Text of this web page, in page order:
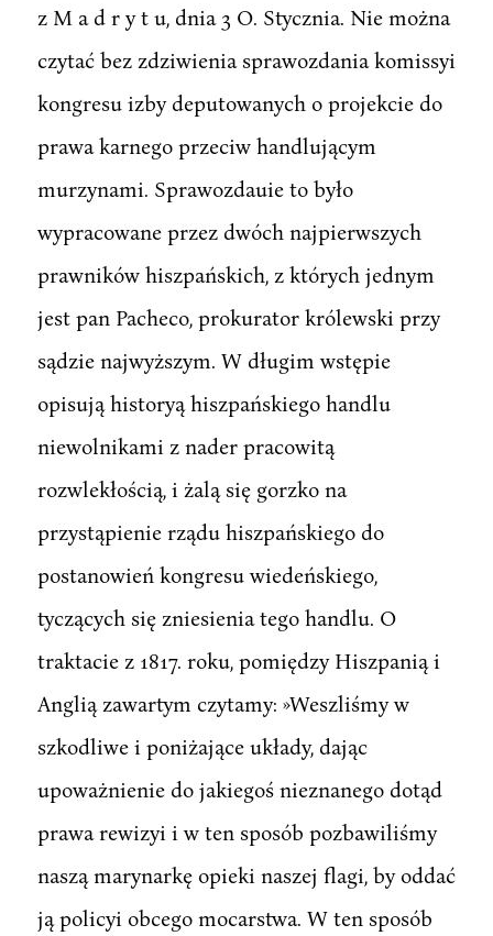
z M a d r y t u, dnia 3 O. Stycznia. Nie można
czytać bez zdziwienia sprawozdania komissyi
kongresu izby deputowanych o projekcie do
prawa karnego przeciw handlującym
murzynami. Sprawozdauie to było
wypracowane przez dwóch najpierwszych
prawników hiszpańskich, z których jednym
jest pan Pacheco, prokurator królewski przy
sądzie najwyższym. W długim wstępie
opisują historyą hiszpańskiego handlu
niewolnikami z nader pracowitą
rozwlekłością, i żalą się gorzko na
przystąpienie rządu hiszpańskiego do
postanowień kongresu wiedeńskiego,
tyczących się zniesienia tego handlu. O
traktacie z 1817. roku, pomiędzy Hiszpanią i
Anglią zawartym czytamy: »Weszliśmy w
szkodliwe i poniżające układy, dając
upoważnienie do jakiegoś nieznanego dotąd
prawa rewizyi i w ten sposób pozbawiliśmy
naszą marynarkę opieki naszej flagi, by oddać
ją policyi obcego mocarstwa. W ten sposób